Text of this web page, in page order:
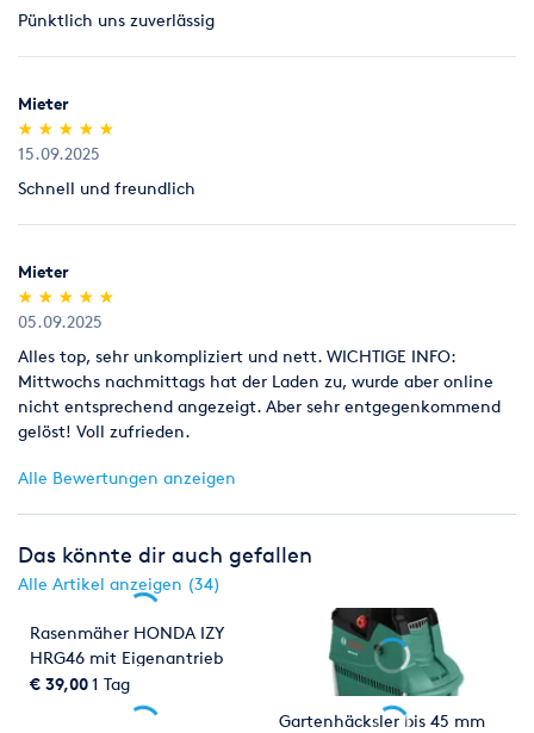
Legitimation
Als Neukunde bitten wir Sie einen gültigen amtlichen
(Personalausweis).
Pünktlich uns zuverlässig
Mieter
(*)
★
★
(*) ★
★
(*) ★
★
(*) ★
★
(*) ★
★
15.09.2025
Schnell und freundlich
Mieter
(*)
★
★
(*) ★
★
(*) ★
★
(*) ★
★
(*) ★
★
05.09.2025
Alles top, sehr unkompliziert und nett. WICHTIGE INFO:
Mittwochs nachmittags hat der Laden zu, wurde aber online
nicht entsprechend angezeigt. Aber sehr entgegenkommend
gelöst! Voll zufrieden.
Alle Bewertungen anzeigen
Das könnte dir auch gefallen
Alle Artikel anzeigen (34)
Rasenmäher HONDA IZY
HRG46 mit Eigenantrieb
€ 39,001 Tag
Gartenhäcksler bis 45 mm